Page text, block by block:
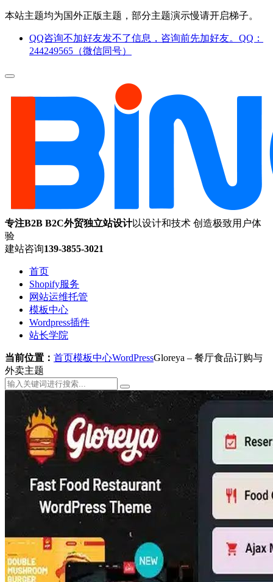
本站主题均为国外正版主题，部分主题演示慢请开启梯子。
QQ咨询不加好友发不了信息，咨询前先加好友。QQ：
244249565（微信同号）
专注B2B B2C外贸独立站设计以设计和技术 创造极致用户体
验
建站咨询139-3855-3021
首页
Shopify服务
网站运维托管
模板中心
Wordpress插件
站长学院
当前位置： 首页模板中心WordPressGloreya – 餐厅食品订购与
外卖主题